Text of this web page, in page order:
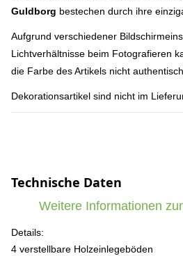
Guldborg bestechen durch ihre
Aufgrund verschiedener
Lichtverhältnisse beim Fotografieren
die Farbe des Artikels nicht
Dekorationsartikel sind nicht im
Technische Daten
Weitere Informationen
Details:
4 verstellbare Holzeinlegeböden